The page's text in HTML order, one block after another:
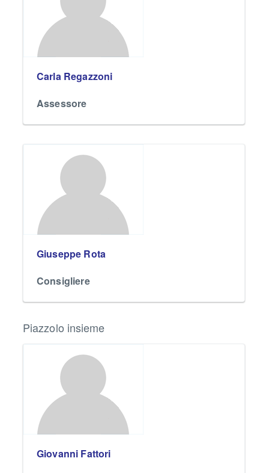
Carla Regazzoni
Assessore
Giuseppe Rota
Consigliere
Piazzolo insieme
Giovanni Fattori